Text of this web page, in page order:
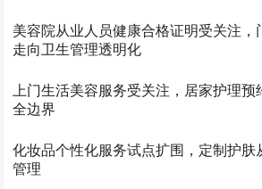
美容院从业人员健康合格证明受关注
走向卫生管理透明化
上门生活美容服务受关注，居家护理
全边界
化妆品个性化服务试点扩围，定制护肤
管理